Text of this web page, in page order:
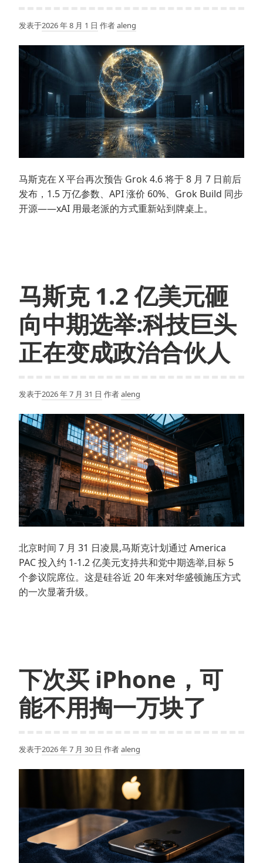
次
同
时
奇
点
到
发表于2026 年 8 月 1 日 作者aleng
马斯克在 X 平台再次预告 Grok 4.6 将于 8 月 7 日前后
发布，1.5 万亿参数、API 涨价 60%、Grok Build 同步
开源——xAI 用最老派的方式重新站到牌桌上。
马斯克 1.2 亿美元砸
向中期选举:科技巨头
正在变成政治合伙人
发表于2026 年 7 月 31 日 作者aleng
北京时间 7 月 31 日凌晨,马斯克计划通过 America
PAC 投入约 1-1.2 亿美元支持共和党中期选举,目标 5
个参议院席位。这是硅谷近 20 年来对华盛顿施压方式
的一次显著升级。
下次买 iPhone，可
能不用掏一万块了
发表于2026 年 7 月 30 日 作者aleng